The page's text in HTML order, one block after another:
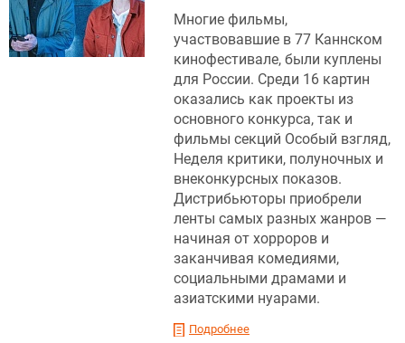
Многие фильмы,
участвовавшие в 77 Каннском
кинофестивале, были куплены
для России. Среди 16 картин
оказались как проекты из
основного конкурса, так и
фильмы секций Особый взгляд,
Неделя критики, полуночных и
внеконкурсных показов.
Дистрибьюторы приобрели
ленты самых разных жанров —
начиная от хорроров и
заканчивая комедиями,
социальными драмами и
азиатскими нуарами.
Подробнее